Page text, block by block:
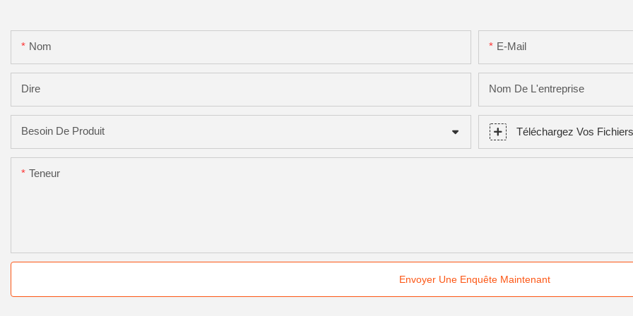
Nom E-Mail
Dire Nom De L'entreprise
Besoin De Produit Téléchargez Vos Fichiers
Teneur
Envoyer Une Enquête Maintenant